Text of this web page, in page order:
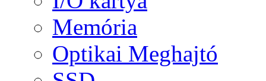
Memória
Optikai Meghajtó